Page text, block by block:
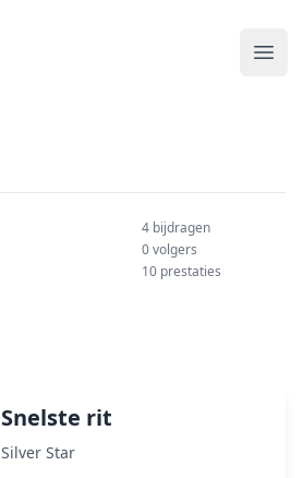
4 bijdragen
0 volgers
10 prestaties
Snelste rit
Silver Star